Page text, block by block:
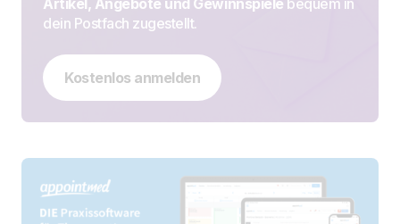
dein Postfach zugestellt.
Kostenlos anmelden